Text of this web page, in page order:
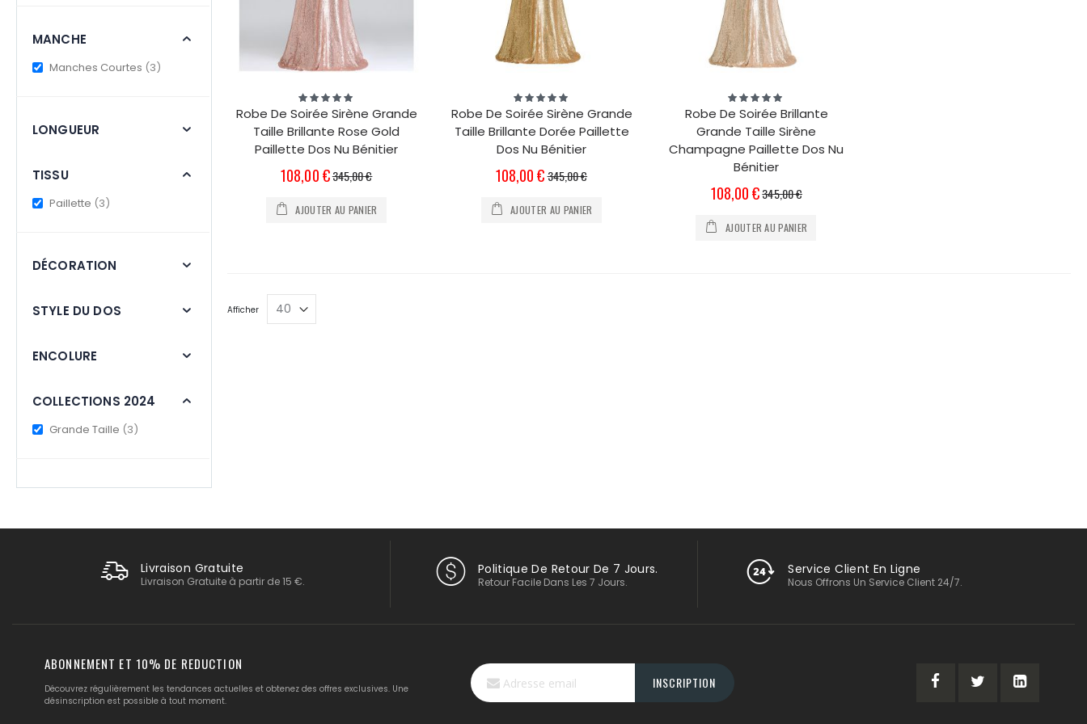
Évaluation:
100%
Robe De Soirée Sirène Grande
Taille Brillante Rose Gold
Paillette Dos Nu Bénitier
Prix
Spécial
108,00 €345,00 €
AJOUTER AU PANIER
Évaluation:
100%
Robe De Soirée Sirène Grande
Taille Brillante Dorée Paillette
Dos Nu Bénitier
Prix
Spécial
108,00 €345,00 €
AJOUTER AU PANIER
Évaluation:
100%
Robe De Soirée Brillante
Grande Taille Sirène
Champagne Paillette Dos Nu
Bénitier
Prix
Spécial
108,00 €345,00 €
AJOUTER AU PANIER
Afficher
MANCHE
Manches Courtes 3items
LONGUEUR
TISSU
Paillette 3items
DÉCORATION
STYLE DU DOS
ENCOLURE
COLLECTIONS 2024
Grande Taille 3items
Livraison Gratuite
Livraison Gratuite à partir de 15 €.
Politique De Retour De 7 Jours.
Retour Facile Dans Les 7 Jours.
Service Client En Ligne
Nous Offrons Un Service Client 24/7.
ABONNEMENT ET 10% DE REDUCTION
Découvrez régulièrement les tendances actuelles et obtenez des offres exclusives. Une
désinscription est possible à tout moment.
Inscription
à
notre
lettre
INSCRIPTION